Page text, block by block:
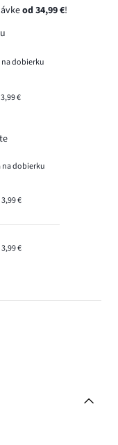
od 34,99 €!
na dobierku
3,99 €
na dobierku
3,99 €
3,99 €